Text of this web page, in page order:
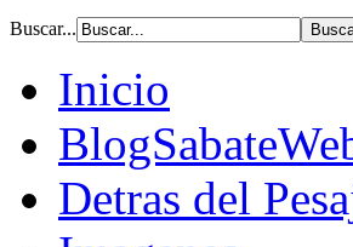
Buscar...
Inicio
Detras del